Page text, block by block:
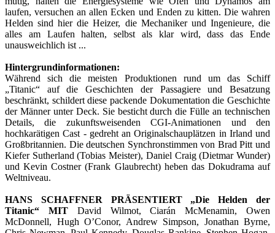
laufen, versuchen an allen Ecken und Enden zu kitten. Die wahren
Helden sind hier die Heizer, die Mechaniker und Ingenieure, die
alles am Laufen halten, selbst als klar wird, dass das Ende
unausweichlich ist ...
Hintergrundinformationen:
Während sich die meisten Produktionen rund um das Schiff
„Titanic“ auf die Geschichten der Passagiere und Besatzung
beschränkt, schildert diese packende Dokumentation die Geschichte
der Männer unter Deck. Sie besticht durch die Fülle an technischen
Details, die zukunftsweisenden CGI-Animationen und den
hochkarätigen Cast - gedreht an Originalschauplätzen in Irland und
Großbritannien. Die deutschen Synchronstimmen von Brad Pitt und
Kiefer Sutherland (Tobias Meister), Daniel Craig (Dietmar Wunder)
und Kevin Costner (Frank Glaubrecht) heben das Dokudrama auf
Weltniveau.
HANS SCHAFFNER PRÄSENTIERT „Die Helden der
Titanic“ MITDavid Wilmot, Ciarán McMenamin, Owen
McDonnell, Hugh O’Conor, Andrew Simpson, Jonathan Byrne,